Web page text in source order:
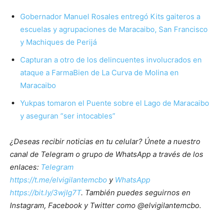
Gobernador Manuel Rosales entregó Kits gaiteros a
escuelas y agrupaciones de Maracaibo, San Francisco
y Machiques de Perijá
Capturan a otro de los delincuentes involucrados en
ataque a FarmaBien de La Curva de Molina en
Maracaibo
Yukpas tomaron el Puente sobre el Lago de Maracaibo
y aseguran “ser intocables”
¿Deseas recibir noticias en tu celular? Únete a nuestro
canal de Telegram o grupo de WhatsApp a través de los
enlaces: Telegram
https://t.me/elvigilantemcbo y WhatsApp
https://bit.ly/3wjIg7T. También puedes seguirnos en
Instagram, Facebook y Twitter como @elvigilantemcbo.